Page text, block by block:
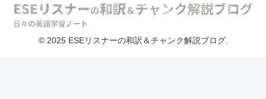
© 2025 ESEリスナーの和訳＆チャンク解説ブログ.